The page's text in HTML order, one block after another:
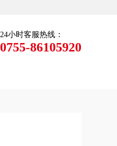
24小时客服热线：
0755-86105920